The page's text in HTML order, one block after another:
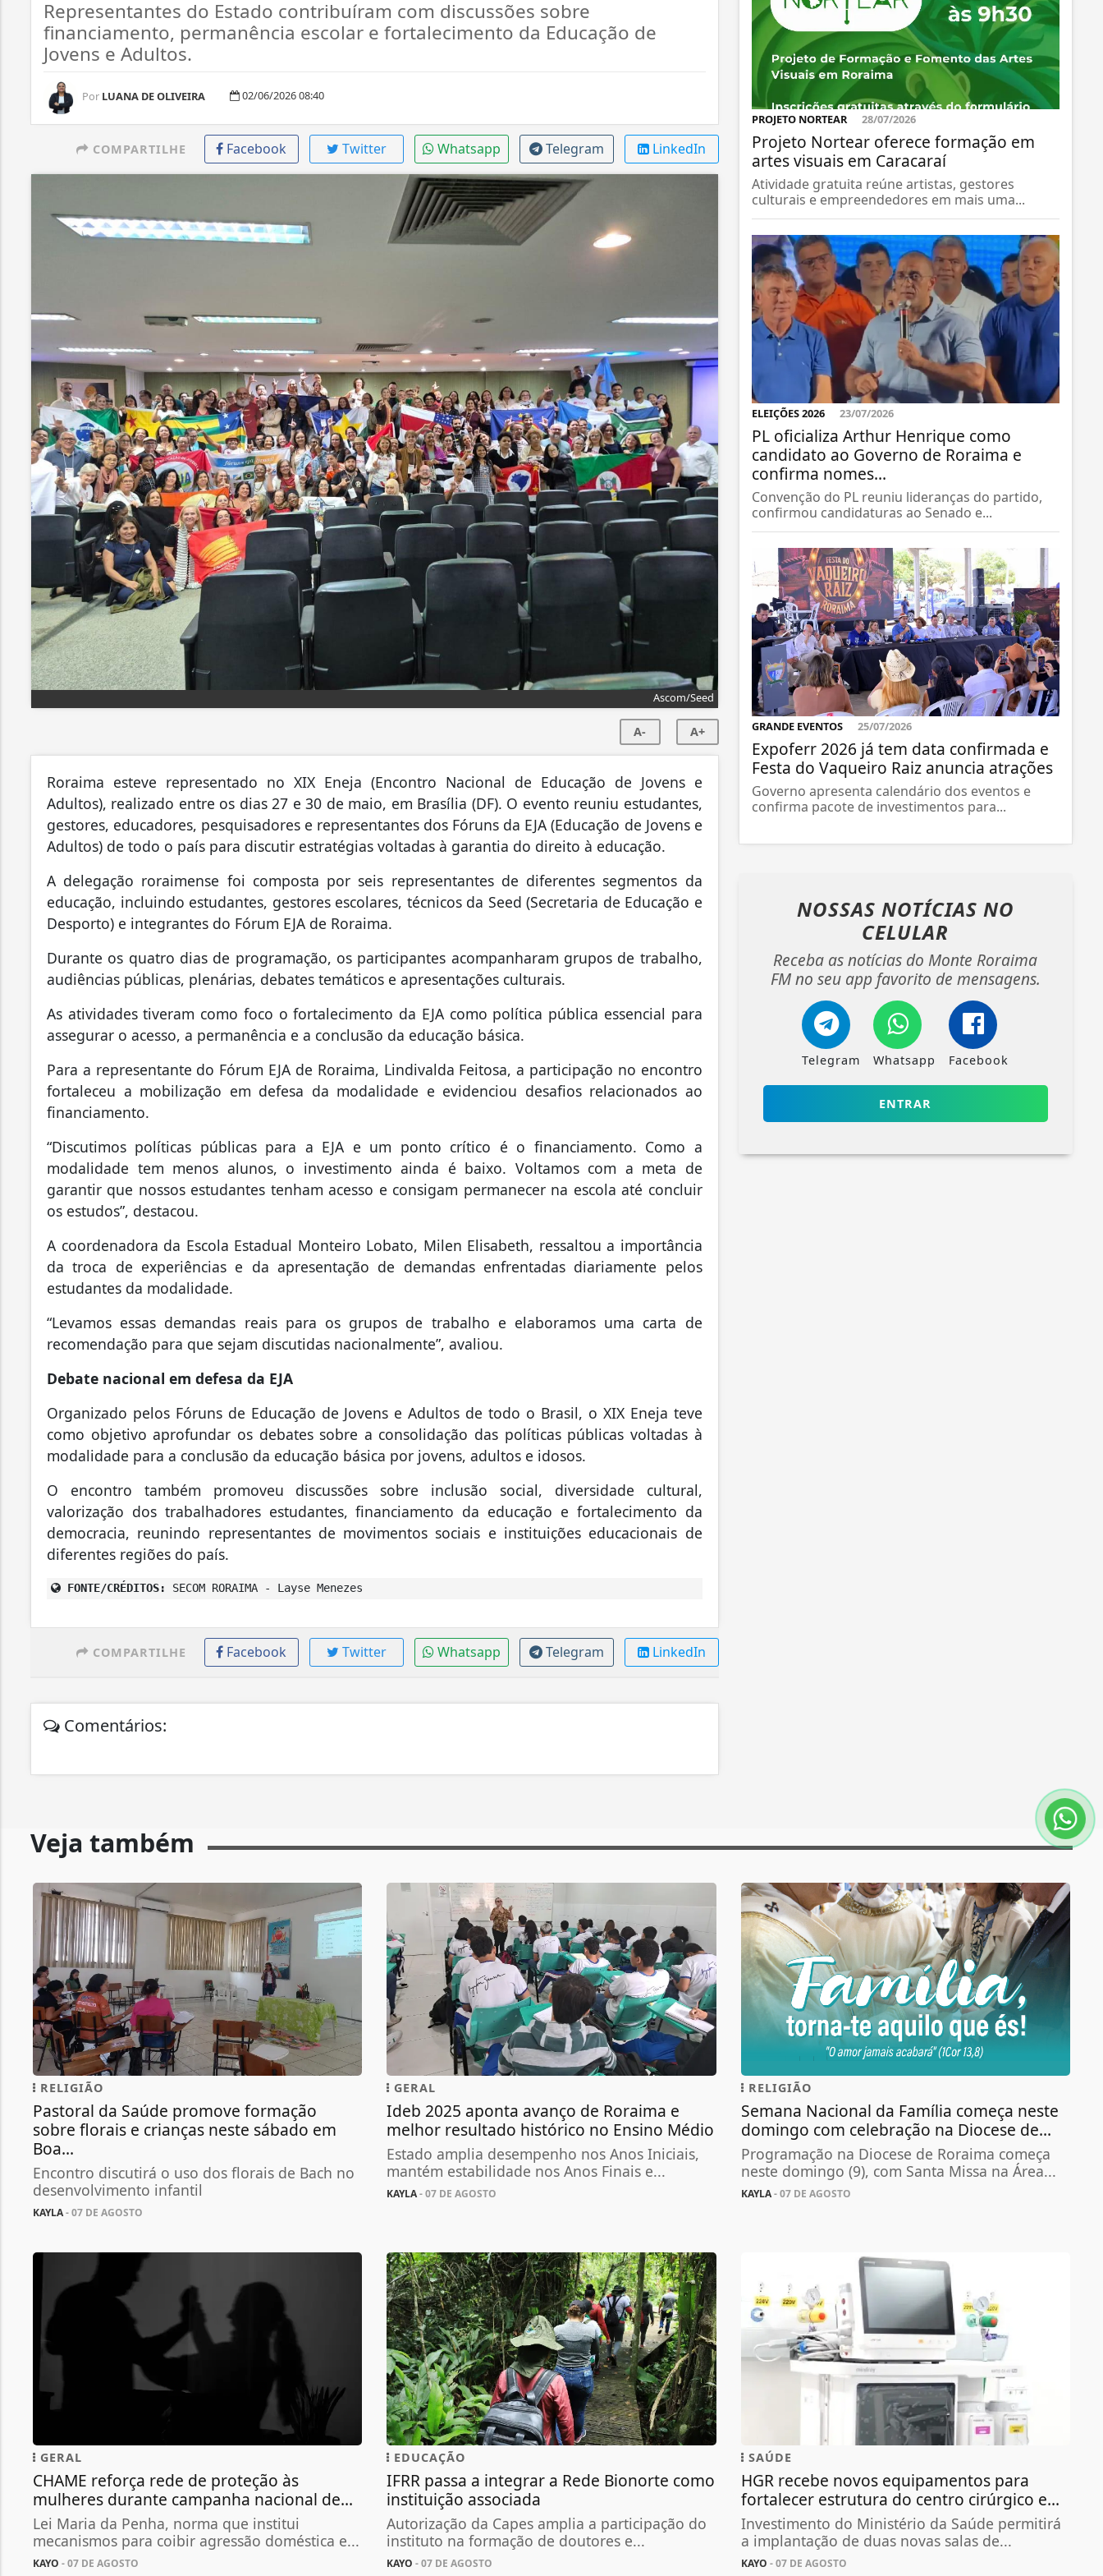
Representantes do Estado contribuíram com discussões sobre
financiamento, permanência escolar e fortalecimento da Educação de
Jovens e Adultos.
Por LUANA DE OLIVEIRA 02/06/2026 08:40
COMPARTILHE Facebook Twitter Whatsapp Telegram LinkedIn
Ascom/Seed
A- A+
Roraima esteve representado no XIX Eneja (Encontro Nacional de Educação de Jovens e
Adultos), realizado entre os dias 27 e 30 de maio, em Brasília (DF). O evento reuniu estudantes,
gestores, educadores, pesquisadores e representantes dos Fóruns da EJA (Educação de Jovens e
Adultos) de todo o país para discutir estratégias voltadas à garantia do direito à educação.
A delegação roraimense foi composta por seis representantes de diferentes segmentos da
educação, incluindo estudantes, gestores escolares, técnicos da Seed (Secretaria de Educação e
Desporto) e integrantes do Fórum EJA de Roraima.
Durante os quatro dias de programação, os participantes acompanharam grupos de trabalho,
audiências públicas, plenárias, debates temáticos e apresentações culturais.
As atividades tiveram como foco o fortalecimento da EJA como política pública essencial para
assegurar o acesso, a permanência e a conclusão da educação básica.
Para a representante do Fórum EJA de Roraima, Lindivalda Feitosa, a participação no encontro
fortaleceu a mobilização em defesa da modalidade e evidenciou desafios relacionados ao
financiamento.
“Discutimos políticas públicas para a EJA e um ponto crítico é o financiamento. Como a
modalidade tem menos alunos, o investimento ainda é baixo. Voltamos com a meta de
garantir que nossos estudantes tenham acesso e consigam permanecer na escola até concluir
os estudos”, destacou.
A coordenadora da Escola Estadual Monteiro Lobato, Milen Elisabeth, ressaltou a importância
da troca de experiências e da apresentação de demandas enfrentadas diariamente pelos
estudantes da modalidade.
“Levamos essas demandas reais para os grupos de trabalho e elaboramos uma carta de
recomendação para que sejam discutidas nacionalmente”, avaliou.
Debate nacional em defesa da EJA
Organizado pelos Fóruns de Educação de Jovens e Adultos de todo o Brasil, o XIX Eneja teve
como objetivo aprofundar os debates sobre a consolidação das políticas públicas voltadas à
modalidade para a conclusão da educação básica por jovens, adultos e idosos.
O encontro também promoveu discussões sobre inclusão social, diversidade cultural,
valorização dos trabalhadores estudantes, financiamento da educação e fortalecimento da
democracia, reunindo representantes de movimentos sociais e instituições educacionais de
diferentes regiões do país.
FONTE/CRÉDITOS: SECOM RORAIMA - Layse Menezes
COMPARTILHE Facebook Twitter Whatsapp Telegram LinkedIn
Comentários:
PROJETO NORTEAR 28/07/2026
Projeto Nortear oferece formação em
artes visuais em Caracaraí
Atividade gratuita reúne artistas, gestores
culturais e empreendedores em mais uma...
ELEIÇÕES 2026 23/07/2026
PL oficializa Arthur Henrique como
candidato ao Governo de Roraima e
confirma nomes...
Convenção do PL reuniu lideranças do partido,
confirmou candidaturas ao Senado e...
GRANDE EVENTOS 25/07/2026
Expoferr 2026 já tem data confirmada e
Festa do Vaqueiro Raiz anuncia atrações
Governo apresenta calendário dos eventos e
confirma pacote de investimentos para...
NOSSAS NOTÍCIAS NO
CELULAR
Receba as notícias do Monte Roraima
FM no seu app favorito de mensagens.
Telegram Whatsapp Facebook
ENTRAR
Veja também
RELIGIÃO
Pastoral da Saúde promove formação
sobre florais e crianças neste sábado em
Boa...
Encontro discutirá o uso dos florais de Bach no
desenvolvimento infantil
KAYLA- 07 DE AGOSTO
GERAL
Ideb 2025 aponta avanço de Roraima e
melhor resultado histórico no Ensino Médio
Estado amplia desempenho nos Anos Iniciais,
mantém estabilidade nos Anos Finais e...
KAYLA- 07 DE AGOSTO
RELIGIÃO
Semana Nacional da Família começa neste
domingo com celebração na Diocese de...
Programação na Diocese de Roraima começa
neste domingo (9), com Santa Missa na Área...
KAYLA- 07 DE AGOSTO
GERAL
CHAME reforça rede de proteção às
mulheres durante campanha nacional de...
Lei Maria da Penha, norma que institui
mecanismos para coibir agressão doméstica e...
KAYO - 07 DE AGOSTO
EDUCAÇÃO
IFRR passa a integrar a Rede Bionorte como
instituição associada
Autorização da Capes amplia a participação do
instituto na formação de doutores e...
KAYO - 07 DE AGOSTO
SAÚDE
HGR recebe novos equipamentos para
fortalecer estrutura do centro cirúrgico e...
Investimento do Ministério da Saúde permitirá
a implantação de duas novas salas de...
KAYO - 07 DE AGOSTO